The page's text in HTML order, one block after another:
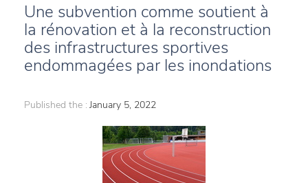
Une subvention comme soutient à
la rénovation et à la reconstruction
des infrastructures sportives
endommagées par les inondations
Published the : January 5, 2022